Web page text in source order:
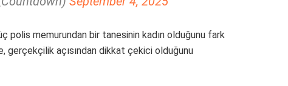
polis memurundan bir tanesinin kadın olduğunu fark
gerçekçilik açısından dikkat çekici olduğunu